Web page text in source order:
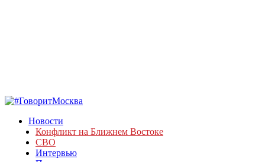
Новости
Конфликт на Ближнем Востоке
СВО
Интервью